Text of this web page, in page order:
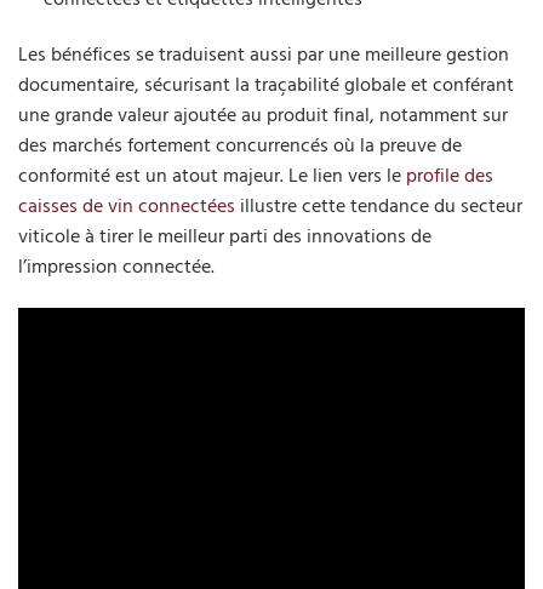
Les bénéfices se traduisent aussi par une meilleure gestion
documentaire, sécurisant la traçabilité globale et conférant
une grande valeur ajoutée au produit final, notamment sur
des marchés fortement concurrencés où la preuve de
conformité est un atout majeur. Le lien vers le profile des
caisses de vin connectées illustre cette tendance du secteur
viticole à tirer le meilleur parti des innovations de
l’impression connectée.